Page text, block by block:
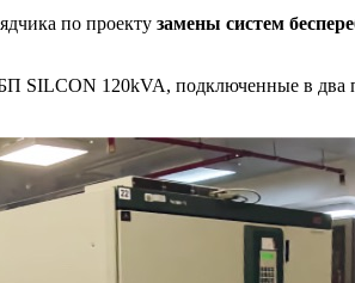
по проекту замены систем
SILCON 120kVA, подключенные в